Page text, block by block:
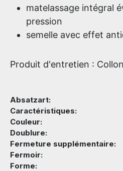
matelassage intégral
pression
semelle avec effet
Produit d'entretien :
Absatzart:
Caractéristiques:
Couleur:
Doublure:
Fermeture supplémentaire:
Fermoir:
Forme: